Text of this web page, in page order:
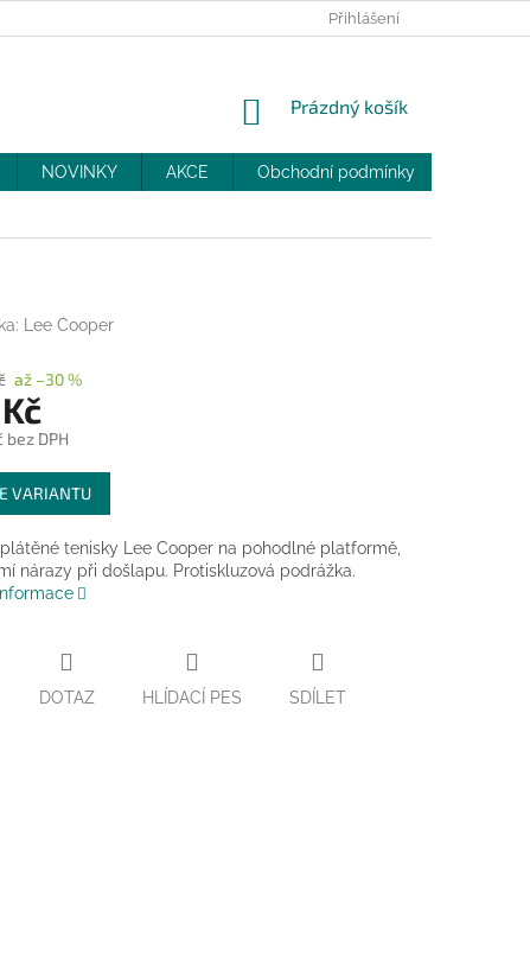
MOJE OBJEDNÁVKA
Přihlášení
NÁKUPNÍ
Prázdný košík
NOVINKY AKCE Obchodní podmínky
Lee Cooper
až –30 %
bez DPH
VARIANTU
tenisky Lee Cooper na pohodlné platformě,
nárazy při došlapu. Protiskluzová podrážka.
DOTAZ HLÍDACÍ PES SDÍLET